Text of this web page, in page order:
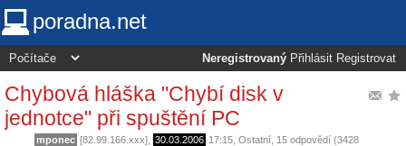
poradna.net
Neregistrovaný Přihlásit Registrovat
Chybová hláška "Chybí disk v
jednotce" při spuštění PC
mponec [82.99.166.xxx], 30.03.2006 17:15 Ostatní , 15 odpovědí (3428